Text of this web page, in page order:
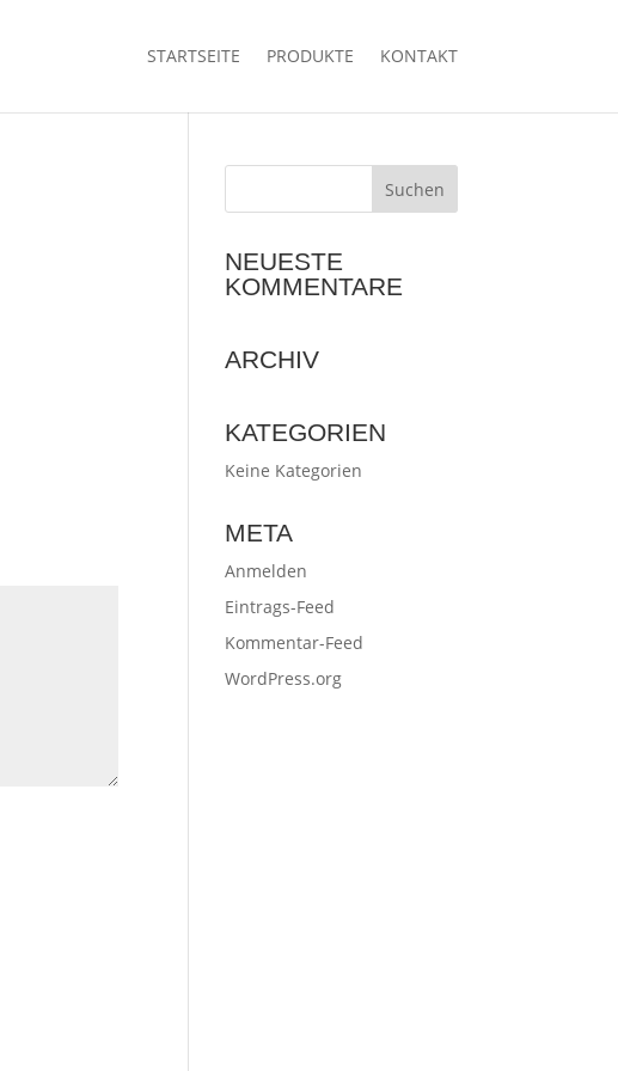
STARTSEITE PRODUKTE KONTAKT
NEUESTE
KOMMENTARE
ARCHIV
KATEGORIEN
Keine Kategorien
META
Anmelden
Eintrags-Feed
Kommentar-Feed
WordPress.org